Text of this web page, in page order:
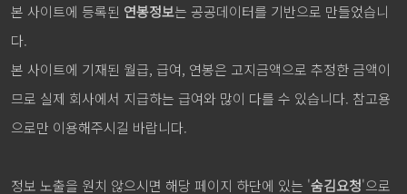
본 사이트에 등록된 연봉정보는 공공데이터를 기반으로 만들었습니
다.
본 사이트에 기재된 월급, 급여, 연봉은 고지금액으로 추정한 금액이
므로 실제 회사에서 지급하는 급여와 많이 다를 수 있습니다. 참고용
으로만 이용해주시길 바랍니다.
정보 노출을 원치 않으시면 해당 페이지 하단에 있는 '숨김요청'으로